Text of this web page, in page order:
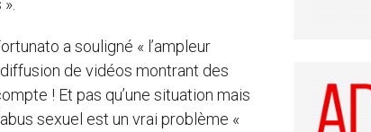
a souligné « l’ampleur
de vidéos montrant des
! Et pas qu’une situation mais
sexuel est un vrai problème «